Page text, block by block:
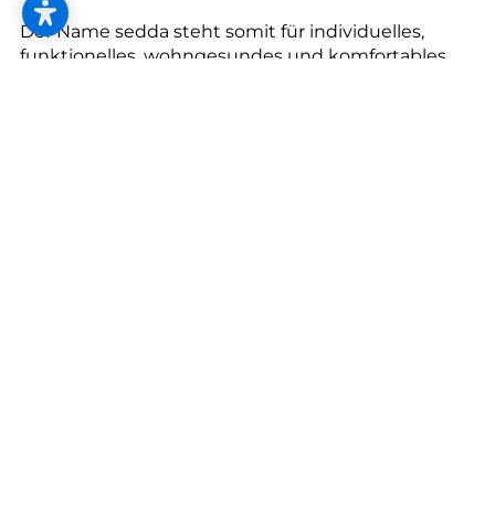
Der Name sedda steht somit für individuelles,
funktionelles, wohngesundes und komfortables